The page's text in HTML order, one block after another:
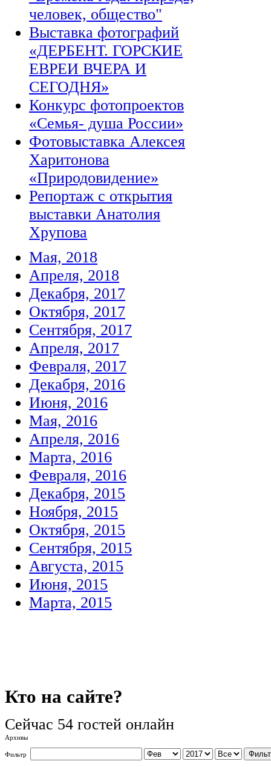
человек, общество"
Выставка фотографий
«ДЕРБЕНТ. ГОРСКИЕ
ЕВРЕИ ВЧЕРА И
СЕГОДНЯ»
Конкурс фотопроектов
«Семья- душа России»
Фотовыставка Алексея
Харитонова
«Природовидение»
Репортаж с открытия
выставки Анатолия
Хрупова
Мая, 2018
Апреля, 2018
Декабря, 2017
Октября, 2017
Сентября, 2017
Апреля, 2017
Февраля, 2017
Декабря, 2016
Июня, 2016
Мая, 2016
Апреля, 2016
Марта, 2016
Февраля, 2016
Декабря, 2015
Ноября, 2015
Октября, 2015
Сентября, 2015
Августа, 2015
Июня, 2015
Марта, 2015
Кто на сайте?
Сейчас 54 гостей онлайн
Архивы
Фильтр